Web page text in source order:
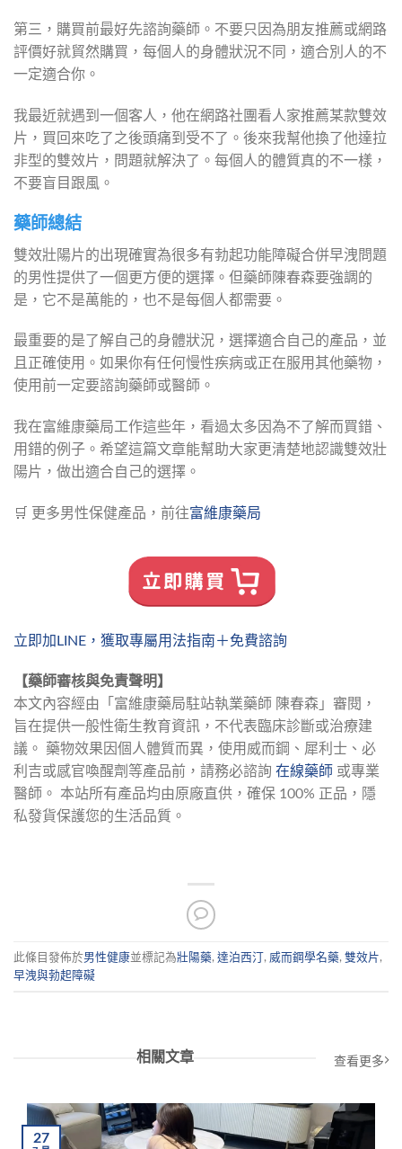
第三，購買前最好先諮詢藥師。不要只因為朋友推薦或網路
評價好就貿然購買，每個人的身體狀況不同，適合別人的不
一定適合你。
我最近就遇到一個客人，他在網路社團看人家推薦某款雙效
片，買回來吃了之後頭痛到受不了。後來我幫他換了他達拉
非型的雙效片，問題就解決了。每個人的體質真的不一樣，
不要盲目跟風。
藥師總結
雙效壯陽片的出現確實為很多有勃起功能障礙合併早洩問題
的男性提供了一個更方便的選擇。但藥師陳春森要強調的
是，它不是萬能的，也不是每個人都需要。
最重要的是了解自己的身體狀況，選擇適合自己的產品，並
且正確使用。如果你有任何慢性疾病或正在服用其他藥物，
使用前一定要諮詢藥師或醫師。
我在富維康藥局工作這些年，看過太多因為不了解而買錯、
用錯的例子。希望這篇文章能幫助大家更清楚地認識雙效壯
陽片，做出適合自己的選擇。
🛒 更多男性保健產品，前往富維康藥局
立即加LINE，獲取專屬用法指南＋免費諮詢
【藥師審核與免責聲明】
本文內容經由「富維康藥局駐站執業藥師 陳春森」審閱，
旨在提供一般性衛生教育資訊，不代表臨床診斷或治療建
議。 藥物效果因個人體質而異，使用威而鋼、犀利士、必
利吉或感官喚醒劑等產品前，請務必諮詢 在線藥師 或專業
醫師。 本站所有產品均由原廠直供，確保 100% 正品，隱
私發貨保護您的生活品質。
此條目發佈於男性健康並標記為壯陽藥, 達泊西汀 , 威而鋼學名藥, 雙效片,
早洩與勃起障礙
相關文章 查看更多
27